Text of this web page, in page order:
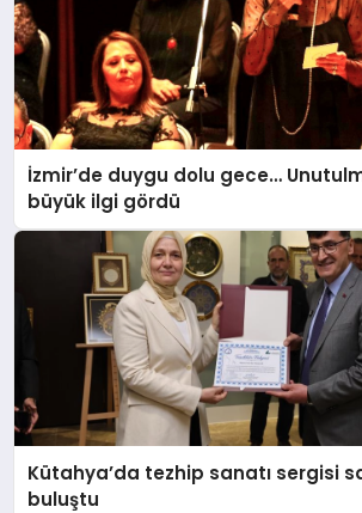
İzmir’de duygu dolu gece…
büyük ilgi gördü
Kütahya’da tezhip sanatı sergisi
buluştu